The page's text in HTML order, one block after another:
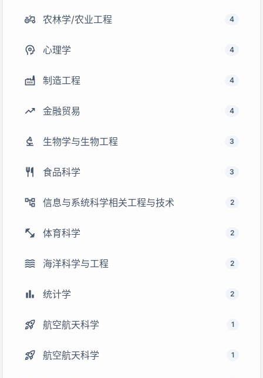
agriculture 农林学/农业工程 4
psychology 心理学 4
factory 制造工程 4
trending_up 金融贸易 4
biotech 生物学与生物工程 3
restaurant 食品科学 3
account_tree 信息与系统科学相关工程与技术 2
fitness_center 体育科学 2
waves 海洋科学与工程 2
bar_chart 统计学 2
rocket_launch 航空航天科学 1
rocket_launch 航空航天科学 1